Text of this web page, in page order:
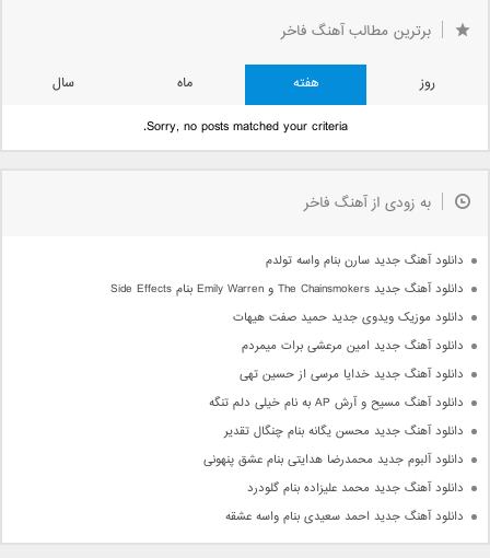
برترین مطالب آهنگ فاخر
روز هفته ماه
سال
Sorry, no posts matched your criteria.
به زودی از آهنگ فاخر
دانلود آهنگ جدید سارن بنام واسه تولدم
دانلود آهنگ جدید The Chainsmokers و Emily Warren بنام Side Effects
دانلود موزیک ویدوی جدید حمید صفت هیهات
دانلود آهنگ جدید امین مرعشی برات میمردم
دانلود آهنگ جدید خدایا مرسی از حسین تهی
دانلود آهنگ مسیح و آرش AP به نام خیلی دلم تنگه
دانلود آهنگ جدید محسن یگانه بنام چنگال تقدیر
دانلود آلبوم جدید محمدرضا هدایتی بنام عشق پنهونی
دانلود آهنگ جدید محمد علیزاده بنام گلودرد
دانلود آهنگ جدید احمد سعیدی بنام واسه عشقه